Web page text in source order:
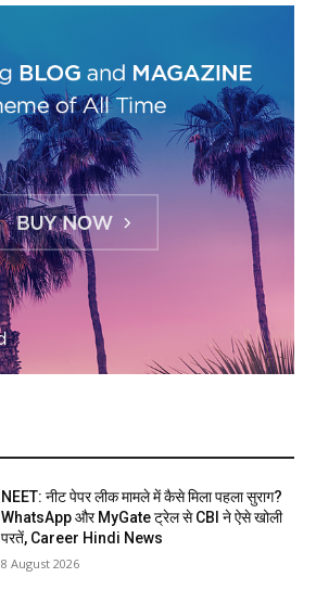
NEET: नीट पेपर लीक मामले में कैसे मिला पहला सुराग?
WhatsApp और MyGate ट्रेल से CBI ने ऐसे खोली
परतें, Career Hindi News
8 August 2026